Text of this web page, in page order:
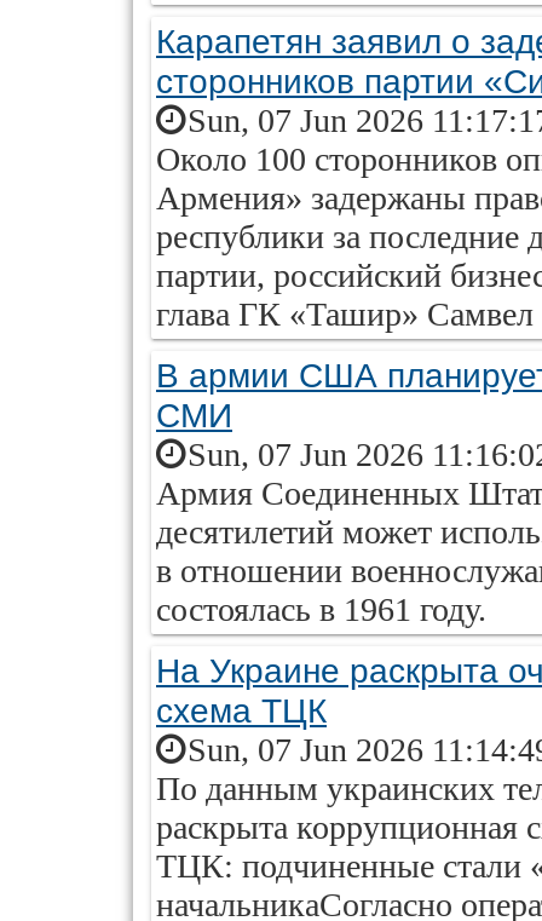
Карапетян заявил о
сторонников партии
Sun, 07 Jun 2026
Около 100 сторонников
Армения» задержаны
республики за последние
партии, российский
глава ГК «Ташир» Самвел
В армии США
СМИ
Sun, 07 Jun 2026
Армия Соединенных
десятилетий может
в отношении
состоялась в 1961 году.
На Украине раскрыта
схема ТЦК
Sun, 07 Jun 2026
По данным украинских
раскрыта коррупционная
ТЦК: подчиненные стали
начальникаСогласно